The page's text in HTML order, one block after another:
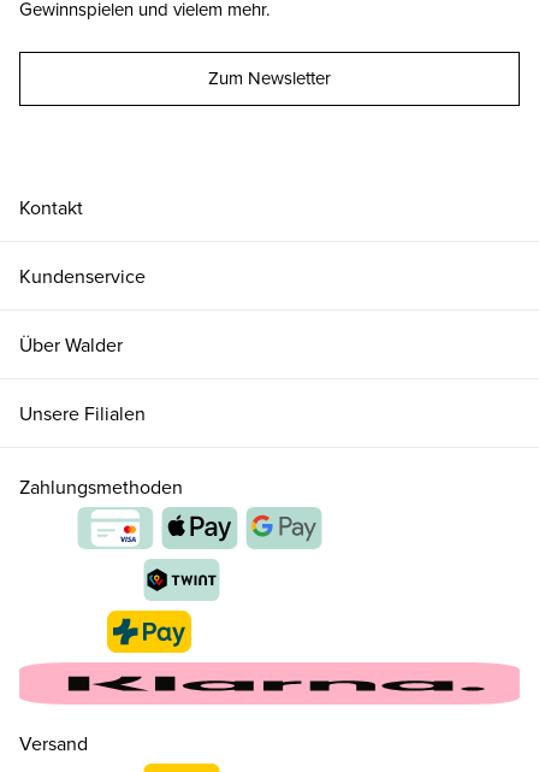
34 CHF 260.00 nur noch wenige verfügbar
35 CHF 260.00
Kontakt
Kundenservice
Über Walder
Unsere Filialen
Gewinnspielen und vielem mehr.
Zum Newsletter
Zahlungsmethoden
Versand